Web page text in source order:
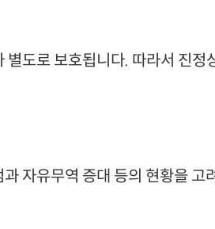
도로 보호됩니다. 따라서 진
자유무역 증대 등의 현황을 고